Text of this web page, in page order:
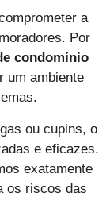
a
Por
condomínio
um ambiente
ou cupins, o
e eficazes.
exatamente
os riscos das